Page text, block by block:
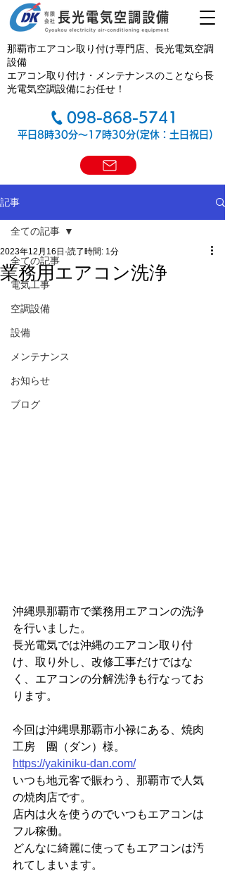
098-868-5741
那覇市エアコン取り付け専門店、長光電気空調
設備
エアコン取り付け・メンテナンスのことなら長
光電気空調設備にお任せ！
平日8時30分～17時30分(定休：土日祝日)
記事
全ての記事
電気工事
空調設備
設備
メンテナンス
お知らせ
ブログ
全ての記事
業務用エアコン洗浄
2023年12月16日 読了時間: 1分
沖縄県那覇市で業務用エアコンの洗浄
を行いました。
長光電気では沖縄のエアコン取り付
け、取り外し、改修工事だけではな
く、エアコンの分解洗浄も行なってお
ります。
今回は沖縄県那覇市小禄にある、焼肉
工房　團（ダン）様。
https://yakiniku-dan.com/
いつも地元客で賑わう、那覇市で人気
の焼肉店です。
店内は火を使うのでいつもエアコンは
フル稼働。
どんなに綺麗に使ってもエアコンは汚
れてしまいます。